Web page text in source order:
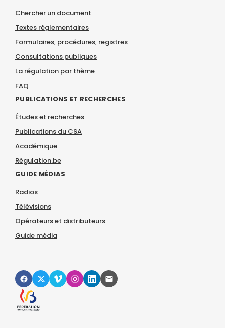
Chercher un document
Textes réglementaires
Formulaires, procédures, registres
Consultations publiques
La régulation par thème
FAQ
PUBLICATIONS ET RECHERCHES
Études et recherches
Publications du CSA
Académique
Régulation.be
GUIDE MÉDIAS
Radios
Télévisions
Opérateurs et distributeurs
Guide média